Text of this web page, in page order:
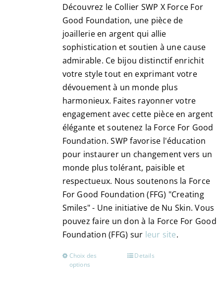
la
page
du
produit
Découvrez le Collier SWP X Force For
Good Foundation, une pièce de
joaillerie en argent qui allie
sophistication et soutien à une cause
admirable. Ce bijou distinctif enrichit
votre style tout en exprimant votre
dévouement à un monde plus
harmonieux. Faites rayonner votre
engagement avec cette pièce en argent
élégante et soutenez la Force For Good
Foundation. SWP favorise l'éducation
pour instaurer un changement vers un
monde plus tolérant, paisible et
respectueux. Nous soutenons la Force
For Good Foundation (FFG) "Creating
Smiles" - Une initiative de Nu Skin. Vous
pouvez faire un don à la Force For Good
Foundation (FFG) sur leur site.
Choix des
options
CeDetails